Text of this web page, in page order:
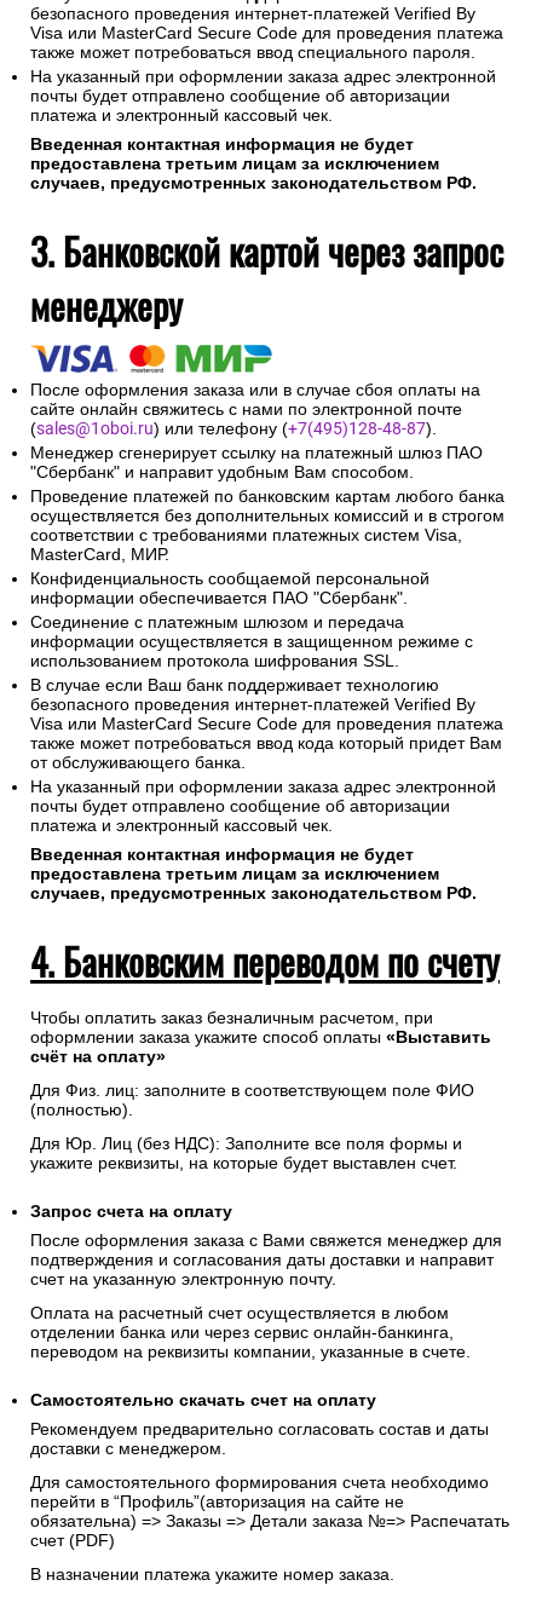
безопасного проведения интернет-платежей Verified By
Visa или MasterCard Secure Code для проведения платежа
также может потребоваться ввод специального пароля.
На указанный при оформлении заказа адрес электронной
почты будет отправлено сообщение об авторизации
платежа и электронный кассовый чек.
Введенная контактная информация не будет
предоставлена третьим лицам за исключением
случаев, предусмотренных законодательством РФ.
3. Банковской картой через запрос
менеджеру
После оформления заказа или в случае сбоя оплаты на
сайте онлайн свяжитесь с нами по электронной почте
(sales@1oboi.ru) или телефону (+7(495)128-48-87).
Менеджер сгенерирует ссылку на платежный шлюз ПАО
"Сбербанк" и направит удобным Вам способом.
Проведение платежей по банковским картам любого банка
осуществляется без дополнительных комиссий и в строгом
соответствии с требованиями платежных систем Visa,
MasterCard, МИР.
Конфиденциальность сообщаемой персональной
информации обеспечивается ПАО "Сбербанк".
Соединение с платежным шлюзом и передача
информации осуществляется в защищенном режиме с
использованием протокола шифрования SSL.
В случае если Ваш банк поддерживает технологию
безопасного проведения интернет-платежей Verified By
Visa или MasterCard Secure Code для проведения платежа
также может потребоваться ввод кода который придет Вам
от обслуживающего банка.
На указанный при оформлении заказа адрес электронной
почты будет отправлено сообщение об авторизации
платежа и электронный кассовый чек.
Введенная контактная информация не будет
предоставлена третьим лицам за исключением
случаев, предусмотренных законодательством РФ.
4. Банковским переводом по счету
Чтобы оплатить заказ безналичным расчетом, при
оформлении заказа укажите способ оплаты «Выставить
счёт на оплату»
Для Физ. лиц: заполните в соответствующем поле ФИО
(полностью).
Для Юр. Лиц (без НДС): Заполните все поля формы и
укажите реквизиты, на которые будет выставлен счет.
Запрос счета на оплату
После оформления заказа с Вами свяжется менеджер для
подтверждения и согласования даты доставки и направит
счет на указанную электронную почту.
Оплата на расчетный счет осуществляется в любом
отделении банка или через сервис онлайн-банкинга,
переводом на реквизиты компании, указанные в счете.
Самостоятельно скачать счет на оплату
Рекомендуем предварительно согласовать состав и даты
доставки с менеджером.
Для самостоятельного формирования счета необходимо
перейти в “Профиль”(авторизация на сайте не
обязательна) => Заказы => Детали заказа №=> Распечатать
счет (PDF)
В назначении платежа укажите номер заказа.